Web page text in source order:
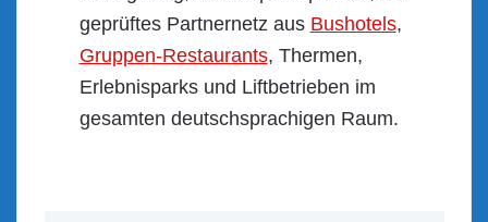
geprüftes Partnernetz aus Bushotels,
Gruppen-Restaurants, Thermen,
Erlebnisparks und Liftbetrieben im
gesamten deutschsprachigen Raum.